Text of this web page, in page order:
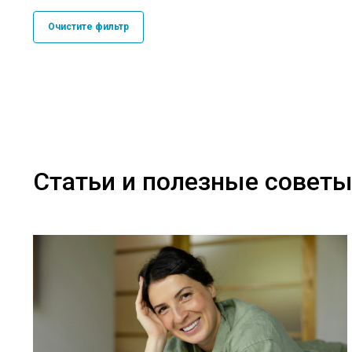
Очистите фильтр
Статьи и полезные советы